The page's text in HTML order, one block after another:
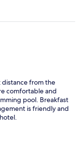
distance from the
comfortable and
pool. Breakfast
is friendly and